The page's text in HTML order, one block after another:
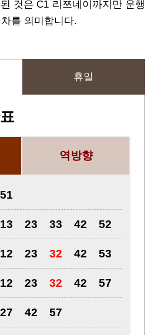
것은 C1 리쯔네이까지만 운행
를 의미합니다.
휴일
역방향
51
13 23 33 42 52
12 23 32 42 53
12 23 32 42 57
27 42 57